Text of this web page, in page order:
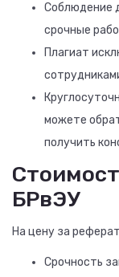
Соблюдение
срочные
Плагиат
можете
получить
БРвЭУ
На цену за
Срочность